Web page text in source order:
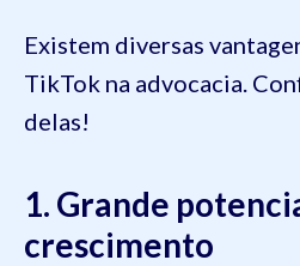
Existem diversas
TikTok na advocacia.
delas!
1. Grande
crescimento